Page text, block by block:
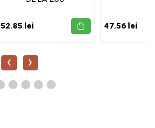
52.85 lei 47.56 lei
‹ ›